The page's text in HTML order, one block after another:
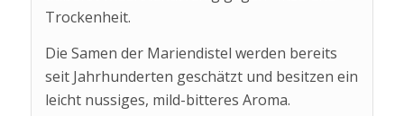
Trockenheit.
Die Samen der Mariendistel werden bereits
seit Jahrhunderten geschätzt und besitzen ein
leicht nussiges, mild-bitteres Aroma.